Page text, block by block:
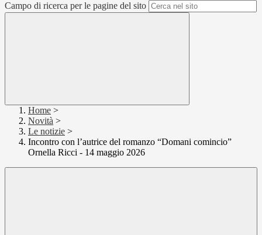
Campo di ricerca per le pagine del sito
Home >
Novità >
Le notizie >
Incontro con l’autrice del romanzo “Domani comincio”
Ornella Ricci - 14 maggio 2026